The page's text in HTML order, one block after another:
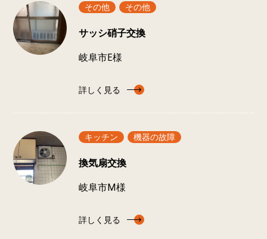
その他 その他
サッシ硝子交換
岐阜市E様
詳しく見る
キッチン 機器の故障
換気扇交換
岐阜市Ⅿ様
詳しく見る